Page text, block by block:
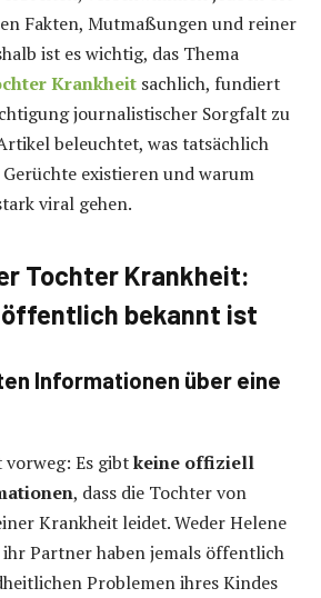
Fakten, Mutmaßungen und reiner
ist es wichtig, das Thema
Krankheit sachlich, fundiert
journalistischer Sorgfalt zu
beleuchtet, was tatsächlich
existieren und warum
viral gehen.
Tochter Krankheit:
bekannt ist
Informationen über eine
Es gibtkeine offiziell
, dass die Tochter von
Krankheit leidet. Weder Helene
ihr Partner haben jemals öffentlich
Problemen ihres Kindes